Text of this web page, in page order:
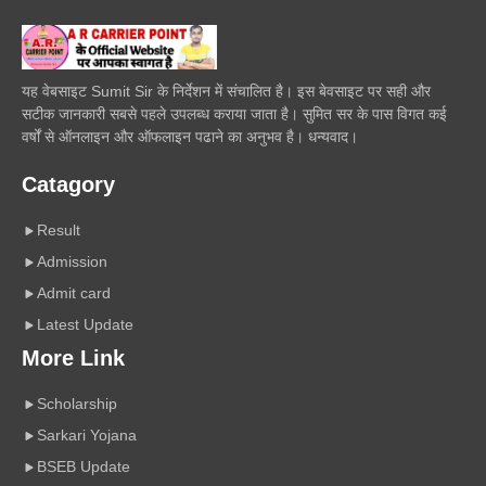
यह वेबसाइट Sumit Sir के निर्देशन में संचालित है। इस बेवसाइट पर सही और
सटीक जानकारी सबसे पहले उपलब्ध कराया जाता है। सुमित सर के पास विगत कई
वर्षों से ऑनलाइन और ऑफलाइन पढाने का अनुभव है। धन्यवाद।
Catagory
Result
Admission
Admit card
Latest Update
More Link
Scholarship
Sarkari Yojana
BSEB Update